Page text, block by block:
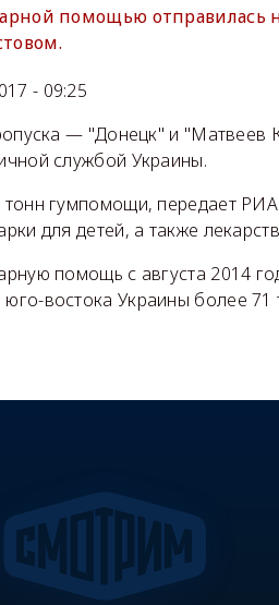
помощью отправилась
- 09:25
— "Донецк" и "Матвеев
службой Украины.
гумпомощи, передает
для детей, а также
помощь с августа 2014
востока Украины более 71